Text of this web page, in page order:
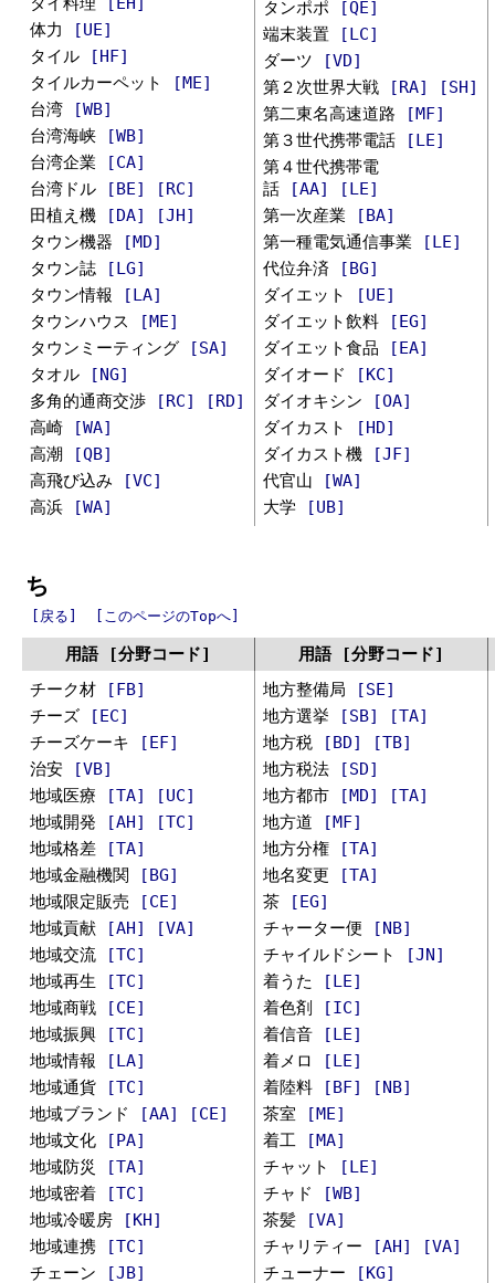
体力
[UE]
タイル
[HF]
タイルカーペット
[ME]
台湾
[WB]
台湾海峡
[WB]
台湾企業
[CA]
台湾ドル
[BE]
[RC]
田植え機
[DA]
[JH]
タウン機器
[MD]
タウン誌
[LG]
タウン情報
[LA]
タウンハウス
[ME]
タウンミーティング
[SA]
タオル
[NG]
多角的通商交渉
[RC]
[RD]
高崎
[WA]
高潮
[QB]
高飛び込み
[VC]
高浜
[WA]
タンポポ
[QE]
端末装置
[LC]
ダーツ
[VD]
第２次世界大戦
[RA]
[SH]
第二東名高速道路
[MF]
第３世代携帯電話
[LE]
第４世代携帯電
話
[AA]
[LE]
第一次産業
[BA]
第一種電気通信事業
[LE]
代位弁済
[BG]
ダイエット
[UE]
ダイエット飲料
[EG]
ダイエット食品
[EA]
ダイオード
[KC]
ダイオキシン
[OA]
ダイカスト
[HD]
ダイカスト機
[JF]
代官山
[WA]
大学
[UB]
ち
[戻る] [このページのTopへ]
用語 [分野コード]
用語 [分野コード]
チーク材
[FB]
チーズ
[EC]
チーズケーキ
[EF]
治安
[VB]
地域医療
[TA]
[UC]
地域開発
[AH]
[TC]
地域格差
[TA]
地域金融機関
[BG]
地域限定販売
[CE]
地域貢献
[AH]
[VA]
地域交流
[TC]
地域再生
[TC]
地域商戦
[CE]
地域振興
[TC]
地域情報
[LA]
地域通貨
[TC]
地域ブランド
[AA]
[CE]
地域文化
[PA]
地域防災
[TA]
地域密着
[TC]
地域冷暖房
[KH]
地域連携
[TC]
チェーン
[JB]
地方整備局
[SE]
地方選挙
[SB]
[TA]
地方税
[BD]
[TB]
地方税法
[SD]
地方都市
[MD]
[TA]
地方道
[MF]
地方分権
[TA]
地名変更
[TA]
茶
[EG]
チャーター便
[NB]
チャイルドシート
[JN]
着うた
[LE]
着色剤
[IC]
着信音
[LE]
着メロ
[LE]
着陸料
[BF]
[NB]
茶室
[ME]
着工
[MA]
チャット
[LE]
チャド
[WB]
茶髪
[VA]
チャリティー
[AH]
[VA]
チューナー
[KG]